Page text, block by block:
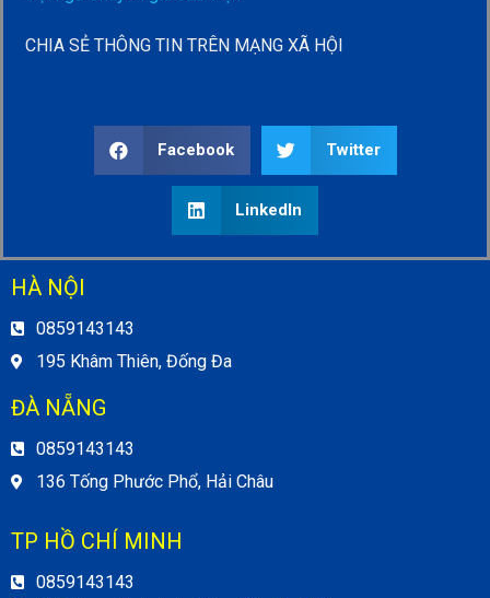
CHIA SẺ THÔNG TIN TRÊN MẠNG XÃ HỘI
Facebook Twitter
LinkedIn
HÀ NỘI
0859143143
195 Khâm Thiên, Đống Đa
ĐÀ NẴNG
0859143143
136 Tống Phước Phổ, Hải Châu
TP HỒ CHÍ MINH
0859143143